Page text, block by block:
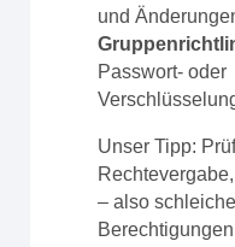
und
Passwort- oder
Unser Tipp:
– also